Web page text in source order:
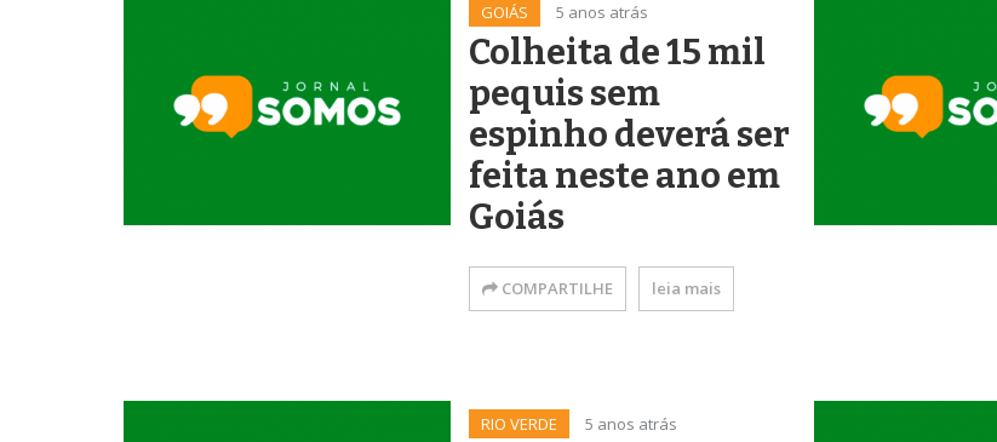
GOIÁS 5 anos atrás
Colheita de 15 mil
pequis sem
espinho deverá ser
feita neste ano em
Goiás
COMPARTILHE leia mais
RIO VERDE 5 anos atrás